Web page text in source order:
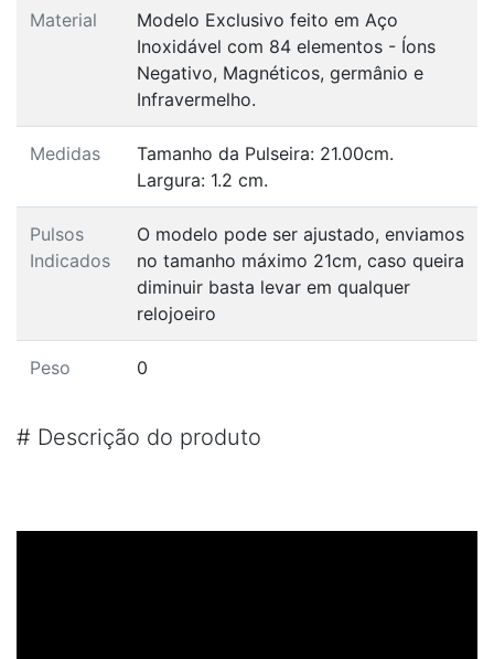
Material
Modelo Exclusivo feito em Aço
Inoxidável com 84 elementos - Íons
Negativo, Magnéticos, germânio e
Infravermelho.
Medidas
Tamanho da Pulseira: 21.00cm.
Largura: 1.2 cm.
Pulsos
Indicados
O modelo pode ser ajustado, enviamos
no tamanho máximo 21cm, caso queira
diminuir basta levar em qualquer
relojoeiro
Peso 0
# Descrição do produto